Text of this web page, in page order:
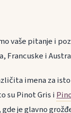
vaše pitanje i
Francuske i
imena za
su Pinot Gris i
je glavno